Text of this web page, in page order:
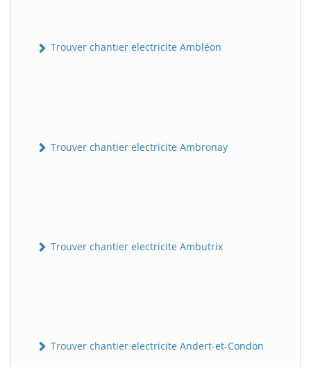
Trouver chantier electricite Ambléon
Trouver chantier electricite Ambronay
Trouver chantier electricite Ambutrix
Trouver chantier electricite Andert-et-Condon